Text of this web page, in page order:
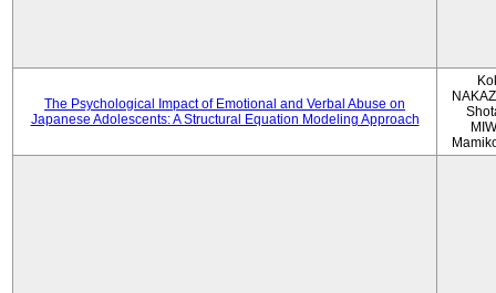
The Psychological Impact of Emotional and Verbal Abuse on
Japanese Adolescents: A Structural Equation Modeling Approach